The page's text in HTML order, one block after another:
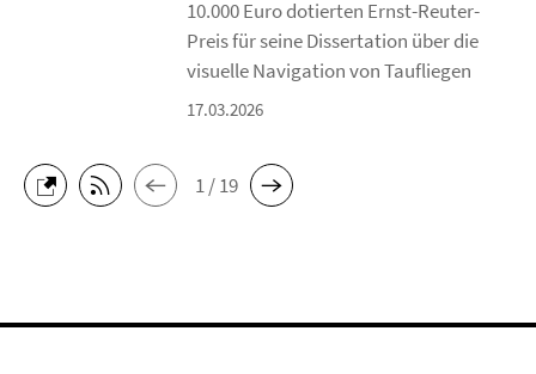
10.000 Euro dotierten Ernst-Reuter-
Preis für seine Dissertation über die
visuelle Navigation von Taufliegen
17.03.2026
1 / 19